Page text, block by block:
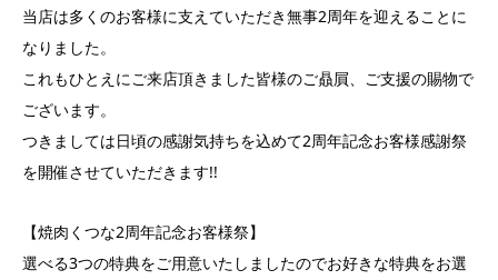
当店は多くのお客様に支えていただき無事2周年を迎えることに
なりました。
これもひとえにご来店頂きました皆様のご贔屓、ご支援の賜物で
ございます。
つきましては日頃の感謝気持ちを込めて2周年記念お客様感謝祭
を開催させていただきます!!
【焼肉くつな2周年記念お客様祭】
選べる3つの特典をご用意いたしましたのでお好きな特典をお選